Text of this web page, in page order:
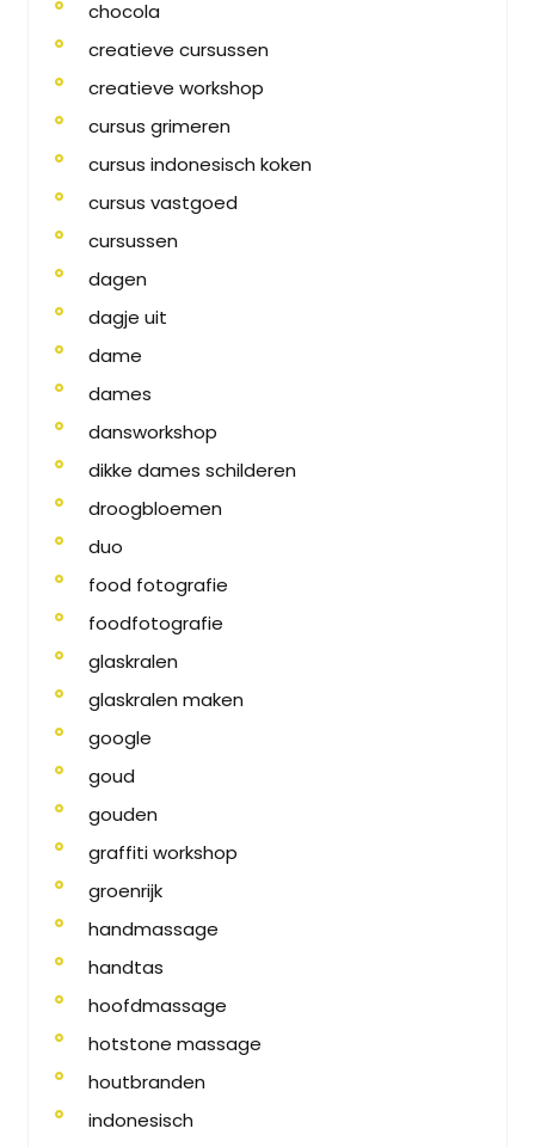
chocola
creatieve cursussen
creatieve workshop
cursus grimeren
cursus indonesisch koken
cursus vastgoed
cursussen
dagen
dagje uit
dame
dames
dansworkshop
dikke dames schilderen
droogbloemen
duo
food fotografie
foodfotografie
glaskralen
glaskralen maken
google
goud
gouden
graffiti workshop
groenrijk
handmassage
handtas
hoofdmassage
hotstone massage
houtbranden
indonesisch